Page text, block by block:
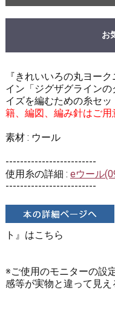
お
『きれいいろの丸ヨー
イン「ジグザグライン
イズを編むための糸セッ
籍、編図、編み針はご用
素材 : ウール
-------------------------
使用糸の詳細 : eウール
-------------------------
ト』はこちら
※ご使用のモニターの設
感等が実物と違って見え